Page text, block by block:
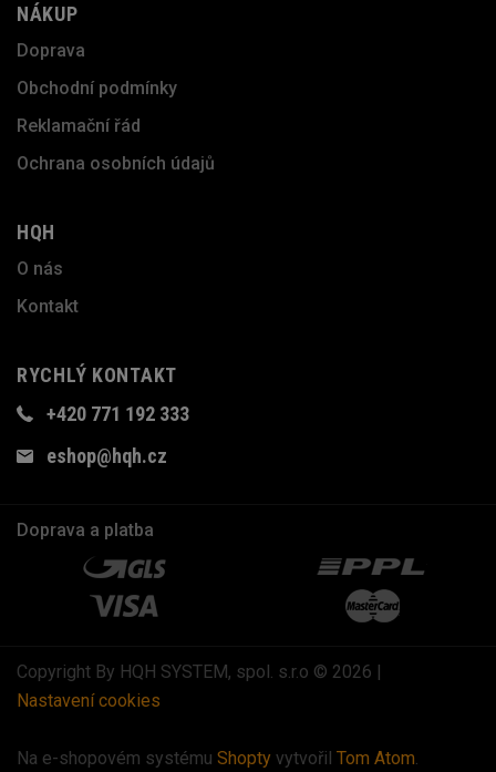
NÁKUP
Doprava
Obchodní podmínky
Reklamační řád
Ochrana osobních údajů
HQH
O nás
Kontakt
RYCHLÝ KONTAKT
+420 771 192 333
eshop@hqh.cz
Doprava a platba
Copyright By HQH SYSTEM, spol. s.r.o © 2026 |
Nastavení cookies
Na e-shopovém systému Shopty vytvořil Tom Atom.